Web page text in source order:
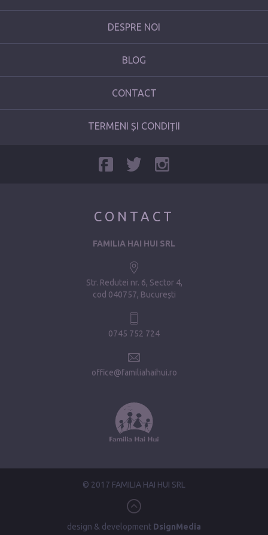
DESPRE NOI
BLOG
CONTACT
TERMENI ȘI CONDIȚII
CONTACT
FAMILIA HAI HUI SRL
Str. Redutei nr. 6, Sector 4
cod 040757, București
0745 752 724
office@familiahaihui.ro
© 2017 FAMILIA HAI HUI SRL
design & development DsignMedia